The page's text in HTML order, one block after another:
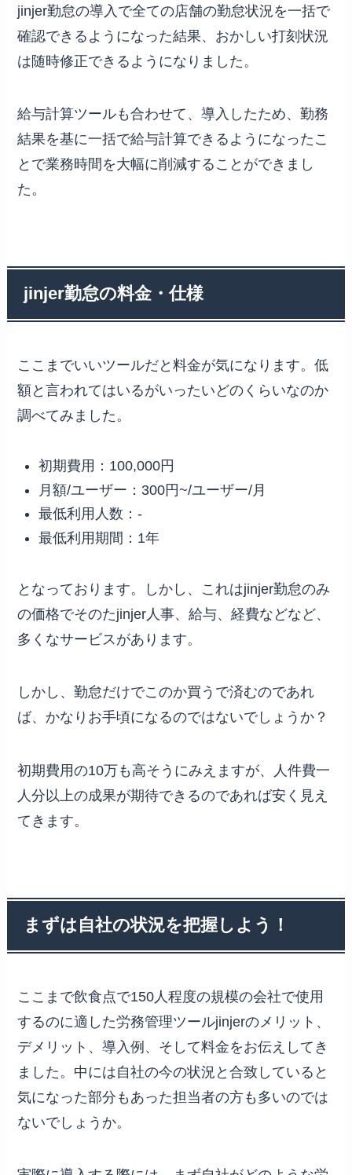
jinjer勤怠の導入で全ての店舗の勤怠状況を一括で
確認できるようになった結果、おかしい打刻状況
は随時修正できるようになりました。
給与計算ツールも合わせて、導入したため、勤務
結果を基に一括で給与計算できるようになったこ
とで業務時間を大幅に削減することができまし
た。
jinjer勤怠の料金・仕様
ここまでいいツールだと料金が気になります。低
額と言われてはいるがいったいどのくらいなのか
調べてみました。
初期費用：100,000円
月額/ユーザー：300円~/ユーザー/月
最低利用人数：-
最低利用期間：1年
となっております。しかし、これはjinjer勤怠のみ
の価格でそのたjinjer人事、給与、経費などなど、
多くなサービスがあります。
しかし、勤怠だけでこのか買うで済むのであれ
ば、かなりお手頃になるのではないでしょうか？
初期費用の10万も高そうにみえますが、人件費一
人分以上の成果が期待できるのであれば安く見え
てきます。
まずは自社の状況を把握しよう！
ここまで飲食点で150人程度の規模の会社で使用
するのに適した労務管理ツールjinjerのメリット、
デメリット、導入例、そして料金をお伝えしてき
ました。中には自社の今の状況と合致していると
気になった部分もあった担当者の方も多いのでは
ないでしょうか。